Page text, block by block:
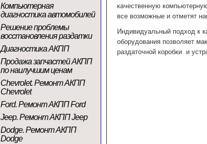
Компьютерная
диагностика автомобилей
Решение проблемы
восстановления раздатки
Диагностика АКПП
Продажа запчастей АКПП
по наилучшим ценам
Chevrolet. Ремонт АКПП
Chevrolet
Ford. Ремонт АКПП Ford
Jeep. Ремонт АКПП Jeep
Dodge. Ремонт АКПП
Dodge
качественную
все возможные и отметят
Индивидуальный подход к
оборудования позволяет
раздаточной коробки и